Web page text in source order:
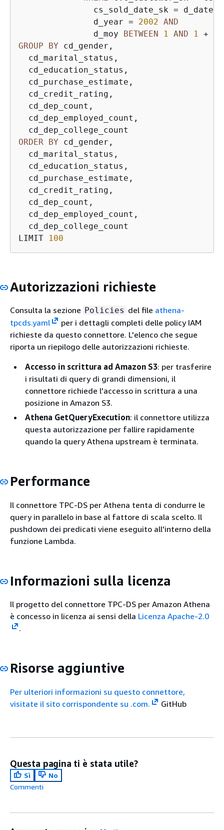
               cs_sold_date_sk
=
               d_year
= 2002 AND
               d_moy
BETWEEN 1 AND 1 +
GROUP
BY cd_gender,
  cd_marital_status,
  cd_education_status,
  cd_purchase_estimate,
  cd_credit_rating,
  cd_dep_count,
  cd_dep_employed_count,
ORDER
BY cd_gender,
  cd_marital_status,
  cd_education_status,
  cd_purchase_estimate,
  cd_credit_rating,
  cd_dep_count,
  cd_dep_employed_count,
  cd_dep_college_count
LIMIT
100
Autorizzazioni richieste
Consulta la sezione Policies del file athena-
tpcds.yaml
per i dettagli completi delle policy IAM
richieste da questo connettore. L'elenco che segue
riporta un riepilogo delle autorizzazioni richieste.
Accesso in scrittura ad Amazon S3: per trasferire
i risultati di query di grandi dimensioni, il
connettore richiede l'accesso in scrittura a una
posizione in Amazon S3.
Athena GetQueryExecution: il connettore utilizza
questa autorizzazione per fallire rapidamente
quando la query Athena upstream è terminata.
Performance
Il connettore TPC-DS per Athena tenta di condurre le
query in parallelo in base al fattore di scala scelto. Il
pushdown dei predicati viene eseguito all'interno della
funzione Lambda.
Informazioni sulla licenza
Il progetto del connettore TPC-DS per Amazon Athena
è concesso in licenza ai sensi della Licenza Apache-2.0
.
Risorse aggiuntive
Per ulteriori informazioni su questo connettore,
visitate il sito corrispondente su .com.
GitHub
Questa pagina ti è stata utile?
Sì
No
Commenti